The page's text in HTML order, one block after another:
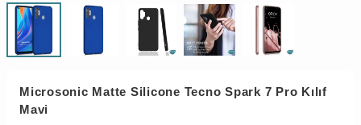
Microsonic Matte Silicone Tecno Spark 7 Pro Kılıf
Mavi